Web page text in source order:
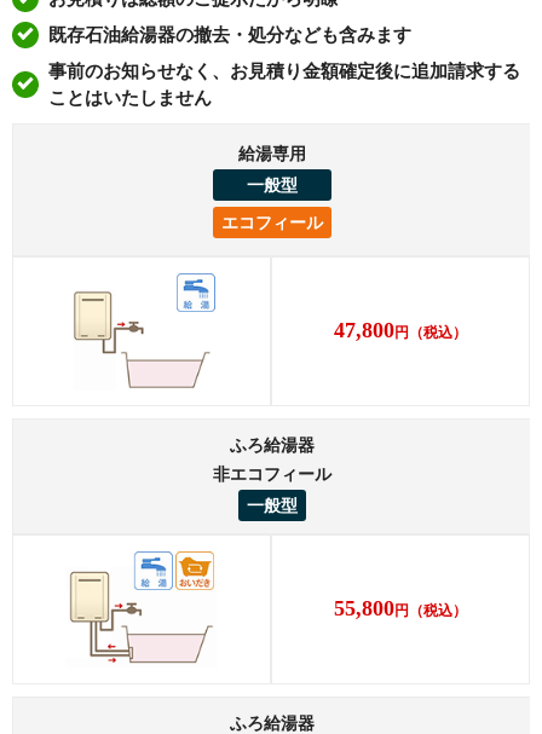
既存石油給湯器の撤去・処分なども含みます
事前のお知らせなく、お見積り金額確定後に追加請求する
ことはいたしません
給湯専用
一般型
エコフィール
47,800円 （税込）
ふろ給湯器
非エコフィール
一般型
55,800円 （税込）
ふろ給湯器